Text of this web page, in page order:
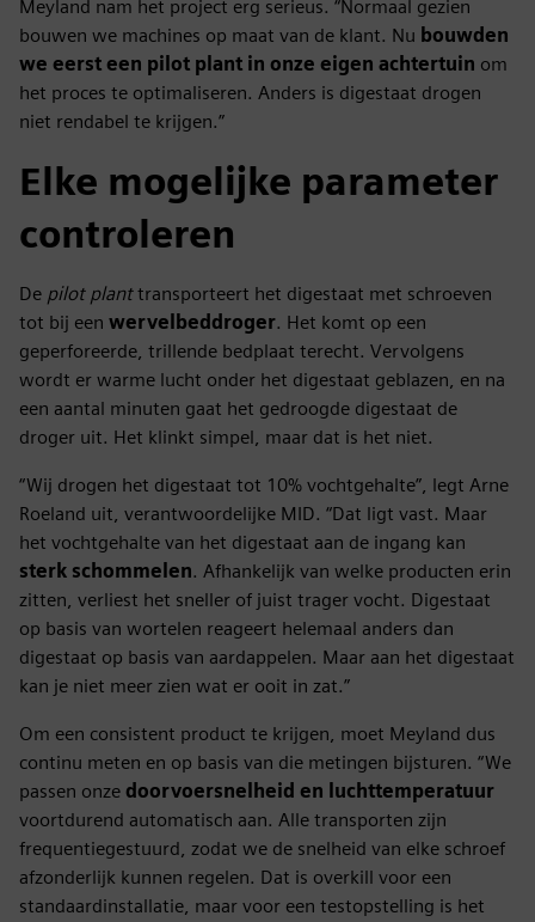
Meyland nam het project erg serieus. “Normaal gezien
bouwen we machines op maat van de klant. Nu bouwden
we eerst een pilot plant in onze eigen achtertuin om
het proces te optimaliseren. Anders is digestaat drogen
niet rendabel te krijgen.”
Elke mogelijke parameter
controleren
De pilot planttransporteert het digestaat met schroeven
tot bij een wervelbeddroger. Het komt op een
geperforeerde, trillende bedplaat terecht. Vervolgens
wordt er warme lucht onder het digestaat geblazen, en na
een aantal minuten gaat het gedroogde digestaat de
droger uit. Het klinkt simpel, maar dat is het niet.
“Wij drogen het digestaat tot 10% vochtgehalte”, legt Arne
Roeland uit, verantwoordelijke MID. “Dat ligt vast. Maar
het vochtgehalte van het digestaat aan de ingang kan
sterk schommelen. Afhankelijk van welke producten erin
zitten, verliest het sneller of juist trager vocht. Digestaat
op basis van wortelen reageert helemaal anders dan
digestaat op basis van aardappelen. Maar aan het digestaat
kan je niet meer zien wat er ooit in zat.”
Om een consistent product te krijgen, moet Meyland dus
continu meten en op basis van die metingen bijsturen. “We
passen onze doorvoersnelheid en luchttemperatuur
voortdurend automatisch aan. Alle transporten zijn
frequentiegestuurd, zodat we de snelheid van elke schroef
afzonderlijk kunnen regelen. Dat is overkill voor een
standaardinstallatie, maar voor een testopstelling is het